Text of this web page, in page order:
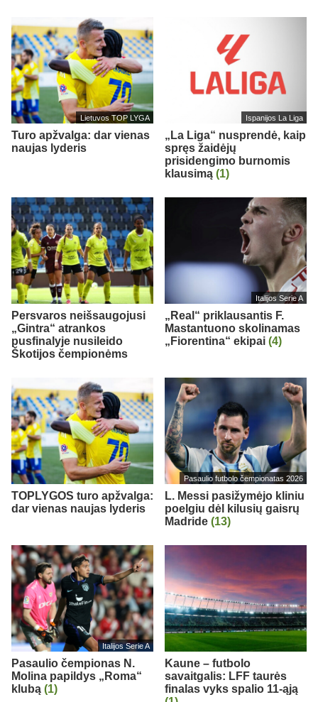
Lietuvos TOP LYGA
Turo apžvalga: dar vienas
naujas lyderis
Ispanijos La Liga
„La Liga“ nusprendė, kaip
spręs žaidėjų
prisidengimo burnomis
klausimą (1)
Persvaros neišsaugojusi
„Gintra“ atrankos
pusfinalyje nusileido
Škotijos čempionėms
Italijos Serie A
„Real“ priklausantis F.
Mastantuono skolinamas
„Fiorentina“ ekipai (4)
TOPLYGOS turo apžvalga:
dar vienas naujas lyderis
Pasaulio futbolo čempionatas 2026
L. Messi pasižymėjo kliniu
poelgiu dėl kilusių gaisrų
Madride (13)
Italijos Serie A
Pasaulio čempionas N.
Molina papildys „Roma“
klubą (1)
Kaune – futbolo
savaitgalis: LFF taurės
finalas vyks spalio 11-ąją